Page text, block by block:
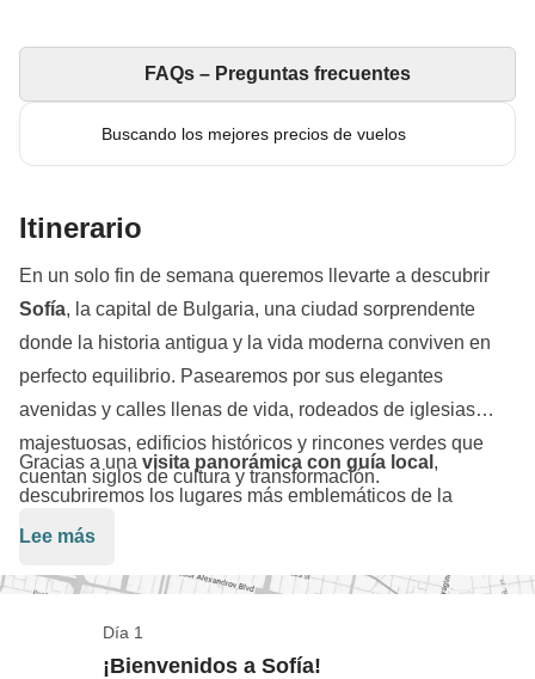
Buscando los mejores precios de vuelos
FAQs – Preguntas frecuentes
Itinerario
En un solo fin de semana queremos llevarte a descubrir
Sofía, la capital de Bulgaria, una ciudad sorprendente
donde la historia antigua y la vida moderna conviven en
perfecto equilibrio. Pasearemos por sus elegantes
avenidas y calles llenas de vida, rodeados de iglesias
majestuosas, edificios históricos y rincones verdes que
cuentan siglos de cultura y transformación.
Gracias a una visita panorámica con guía local ,
descubriremos los lugares más emblemáticos de la
ciudad: desde la imponente
elTeatro Nacional Ivan Vazov y la sugerenteRotonda
de San Jorge
capital. Sofía es una ciudad llena de capas, donde los
Lee más
Día 1
¡Bienvenidos a Sofía!